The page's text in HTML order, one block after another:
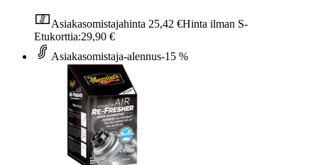
Asiakasomistajahinta 25,42 €Hinta ilman S-
Etukorttia:29,90 €
Asiakasomistaja-alennus-15 %